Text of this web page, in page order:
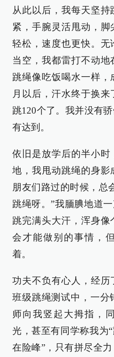
从此以后，我每天坚
紧，手腕灵活甩动，
轻松，速度也更快。无
当空，我都雷打不动地
跳绳像吃饭喝水一样
月以后，汗水终于换
跳120个了。我并没有
有达到。
依旧是放学后的半小时
地，我甩动跳绳的身
朋友们路过的时候，总
跳绳呀。”我腼腆地道
跳完满头大汗，浑身
会才能做别的事情，
着。
功夫不负有心人，经历
班级跳绳测试中，一分
师向我竖起大拇指，
光，甚至有同学称我为
在险峰”，只有拼尽全